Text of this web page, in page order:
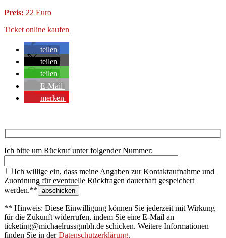
Preis: 22 Euro
Ticket online kaufen
teilen
teilen
teilen
E-Mail
merken
Ich bitte um Rückruf unter folgender Nummer:
Ich willige ein, dass meine Angaben zur Kontaktaufnahme und
Zuordnung für eventuelle Rückfragen dauerhaft gespeichert
werden.**
** Hinweis: Diese Einwilligung können Sie jederzeit mit Wirkung
für die Zukunft widerrufen, indem Sie eine E-Mail an
ticketing@michaelrussgmbh.de schicken. Weitere Informationen
finden Sie in derDatenschutzerklärung.